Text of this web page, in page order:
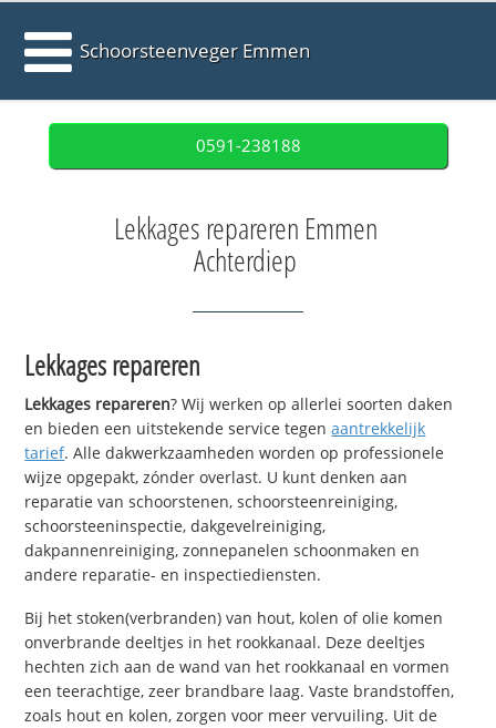
Schoorsteenveger Emmen
0591-238188
Lekkages repareren Emmen
Achterdiep
Lekkages repareren
Lekkages repareren? Wij werken op allerlei soorten daken
en bieden een uitstekende service tegenaantrekkelijk
tarief. Alle dakwerkzaamheden worden op professionele
wijze opgepakt, zónder overlast. U kunt denken aan
reparatie van schoorstenen, schoorsteenreiniging,
schoorsteeninspectie, dakgevelreiniging,
dakpannenreiniging, zonnepanelen schoonmaken en
andere reparatie- en inspectiediensten.
Bij het stoken(verbranden) van hout, kolen of olie komen
onverbrande deeltjes in het rookkanaal. Deze deeltjes
hechten zich aan de wand van het rookkanaal en vormen
een teerachtige, zeer brandbare laag. Vaste brandstoffen,
zoals hout en kolen, zorgen voor meer vervuiling. Uit de